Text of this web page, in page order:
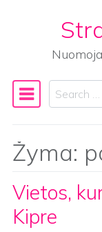
Main
Search
Žyma:
Vietos,
Kipre